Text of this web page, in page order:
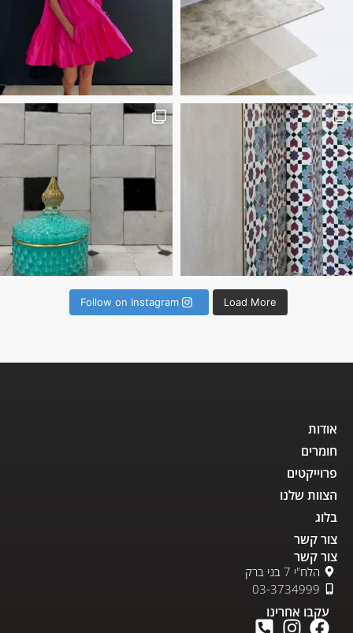
Marrakesh Vibes
Load More
Follow on Instagram
אודות
חומרים
פרוייקטים
הצוות שלנו
בלוג
צור קשר
צור קשר
הלח"י 7 בני ברק
03-3734999
עקבו אחרינו